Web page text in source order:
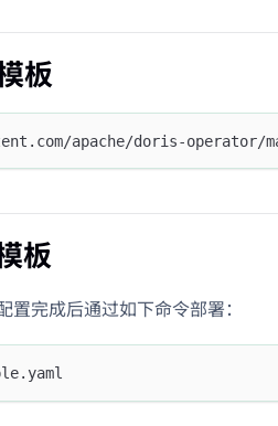
板
apache/doris-operator/
板
完成后通过如下命令部署：